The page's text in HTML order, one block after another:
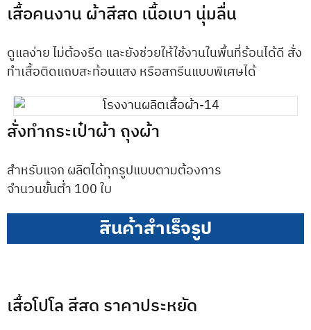
เสื้อคนงาน ผ้าสีสด เนื้อเบา นุ่มลื่น
ดูแลง่าย ไม่ต้องรีด และยังช่วยให้ใช้งานในพื้นที่ร้อนได้ดี สั่ง
ทำเสื้อติดแถบสะท้อนแสง หรือสกรีนแบบพิเศษได้
สั่งทำกระเป๋าผ้า ถุงผ้า
สำหรับแจก ผลิตได้ทุกรูปแบบตามต้องการ
จำนวนขั้นต่ำ 100 ใบ
สินค้าสำเร็จรูป
เสื้อโปโล สีสด ราคาประหยัด